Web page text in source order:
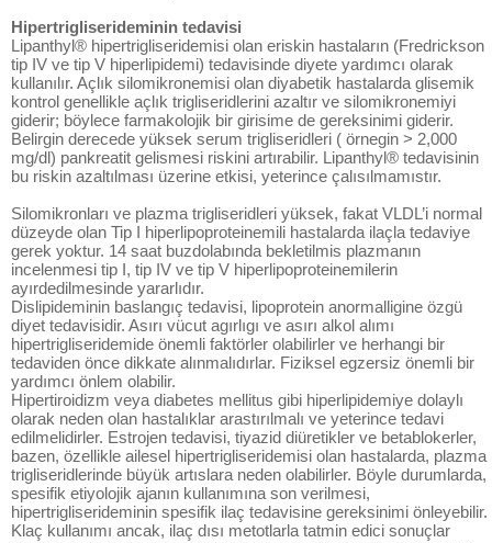
Hipertrigliserideminin tedavisi
Lipanthyl® hipertrigliseridemisi olan eriskin hastaların (Fredrickson
tip IV ve tip V hiperlipidemi) tedavisinde diyete yardımcı olarak
kullanılır. Açlık silomikronemisi olan diyabetik hastalarda glisemik
kontrol genellikle açlık trigliseridlerini azaltır ve silomikronemiyi
giderir; böylece farmakolojik bir girisime de gereksinimi giderir.
Belirgin derecede yüksek serum trigliseridleri ( örnegin > 2,000
mg/dl) pankreatit gelismesi riskini artırabilir. Lipanthyl® tedavisinin
bu riskin azaltılması üzerine etkisi, yeterince çalısılmamıstır.
Silomikronları ve plazma trigliseridleri yüksek, fakat VLDL’i normal
düzeyde olan Tip I hiperlipoproteinemili hastalarda ilaçla tedaviye
gerek yoktur. 14 saat buzdolabında bekletilmis plazmanın
incelenmesi tip I, tip IV ve tip V hiperlipoproteinemilerin
ayırdedilmesinde yararlıdır.
Dislipideminin baslangıç tedavisi, lipoprotein anormalligine özgü
diyet tedavisidir. Asırı vücut agırlıgı ve asırı alkol alımı
hipertrigliseridemide önemli faktörler olabilirler ve herhangi bir
tedaviden önce dikkate alınmalıdırlar. Fiziksel egzersiz önemli bir
yardımcı önlem olabilir.
Hipertiroidizm veya diabetes mellitus gibi hiperlipidemiye dolaylı
olarak neden olan hastalıklar arastırılmalı ve yeterince tedavi
edilmelidirler. Estrojen tedavisi, tiyazid diüretikler ve betablokerler,
bazen, özellikle ailesel hipertrigliseridemisi olan hastalarda, plazma
trigliseridlerinde büyük artıslara neden olabilirler. Böyle durumlarda,
spesifik etiyolojik ajanın kullanımına son verilmesi,
hipertrigliserideminin spesifik ilaç tedavisine gereksinimi önleyebilir.
Klaç kullanımı ancak, ilaç dısı metotlarla tatmin edici sonuçlar